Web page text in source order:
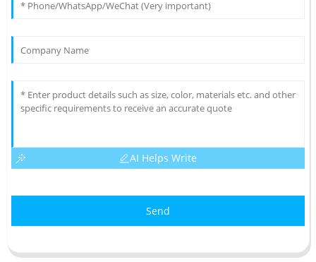
AI Helps Write
Send